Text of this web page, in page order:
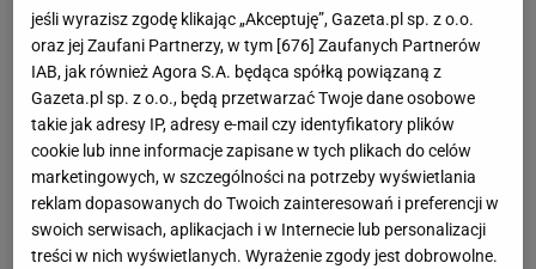
Magda Linetteznakomicie poczyna sobie w turnieju
WTA 250 w holenderskim s'Hertogenbosch.
Pierwszy w tym roku turniej na trawie rozpoczęła od
zwycięstw z Australijką Kimberly Birell 2:6, 6:1, 6:2
oraz Słowaczką Mią Pohlankovą 6:2, 6:2. Dzięki nim
awansowała do ćwierćfinału i znów spisała się
znakomicie.
jeśli wyrazisz zgodę klikając „Akceptuję”, Gazeta.pl sp. z o.o.
oraz jej Zaufani Partnerzy, w tym [676] Zaufanych Partnerów
IAB, jak również Agora S.A. będąca spółką powiązaną z
Gazeta.pl sp. z o.o., będą przetwarzać Twoje dane osobowe
takie jak adresy IP, adresy e-mail czy identyfikatory plików
cookie lub inne informacje zapisane w tych plikach do celów
marketingowych, w szczególności na potrzeby wyświetlania
reklam dopasowanych do Twoich zainteresowań i preferencji w
swoich serwisach, aplikacjach i w Internecie lub personalizacji
treści w nich wyświetlanych. Wyrażenie zgody jest dobrowolne.